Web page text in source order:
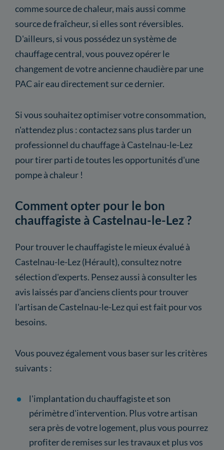
comme source de chaleur, mais aussi comme
source de fraîcheur, si elles sont réversibles.
D'ailleurs, si vous possédez un système de
chauffage central, vous pouvez opérer le
changement de votre ancienne chaudière par une
PAC air eau directement sur ce dernier.
Si vous souhaitez optimiser votre consommation,
n'attendez plus : contactez sans plus tarder un
professionnel du chauffage à Castelnau-le-Lez
pour tirer parti de toutes les opportunités d'une
pompe à chaleur !
Comment opter pour le bon
chauffagiste à Castelnau-le-Lez ?
Pour trouver le chauffagiste le mieux évalué à
Castelnau-le-Lez (Hérault), consultez notre
sélection d'experts. Pensez aussi à consulter les
avis laissés par d'anciens clients pour trouver
l'artisan de Castelnau-le-Lez qui est fait pour vos
besoins.
Vous pouvez également vous baser sur les critères
suivants :
l'implantation du chauffagiste et son
périmètre d'intervention. Plus votre artisan
sera près de votre logement, plus vous pourrez
profiter de remises sur les travaux et plus vos